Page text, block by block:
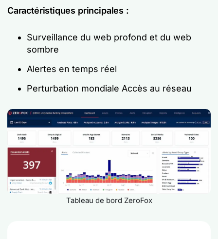
Caractéristiques principales :
Surveillance du web profond et du web
sombre
Alertes en temps réel
Perturbation mondiale Accès au réseau
Tableau de bord ZeroFox